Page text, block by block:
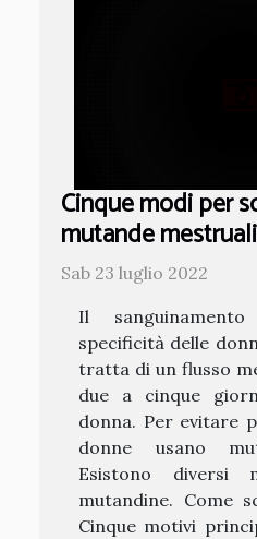
Cinque modi per
mutande mestruali
Sab 23 luglio 2022
Il
specificità delle
tratta di un flusso
due a cinque
donna. Per evitare
donne usano
Esistono
mutandine. Come
Cinque motivi